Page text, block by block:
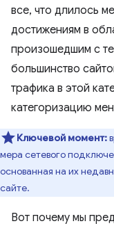
все, что длилось
достижениям в
произошедшим с
большинство
трафика в этой
категоризацию
Ключевой момент:
мера сетевого
основанная на их
сайте.
Вот почему мы